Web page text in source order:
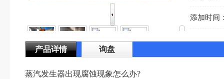
添加时间
产品详情 询盘
蒸汽发生器出现腐蚀现象怎么办?